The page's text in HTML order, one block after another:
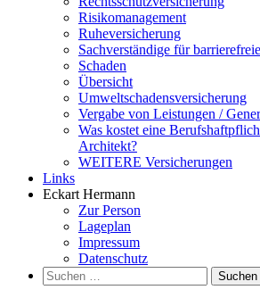
Risikomanagement
Ruheversicherung
Sachverständige für
Schaden
Übersicht
Umweltschadensversicherung
Vergabe von Leistungen /
Was kostet eine
Architekt?
WEITERE Versicherungen
Links
Eckart Hermann
Zur Person
Lageplan
Impressum
Datenschutz
Suchen
nach: